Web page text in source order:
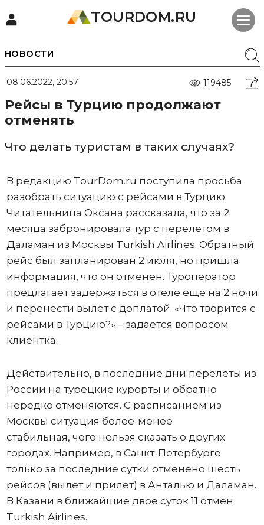
TOURDOM.RU
НОВОСТИ
08.06.2022, 20:57 119485
Рейсы в Турцию продолжают
отменять
Что делать туристам в таких случаях?
В редакцию TourDom.ru поступила просьба
разобрать ситуацию с рейсами в Турцию.
Читательница Оксана рассказала, что за 2
месяца забронировала тур с перелетом в
Даламан из Москвы Turkish Airlines. Обратный
рейс был запланирован 2 июля, но пришла
информация, что он отменен. Туроператор
предлагает задержаться в отеле еще на 2 ночи
и перенести вылет с доплатой. «Что творится с
рейсами в Турцию?» – задается вопросом
клиентка.
Действительно, в последние дни перелеты из
России на турецкие курорты и обратно
нередко отменяются. С расписанием из
Москвы ситуация более-менее
стабильная, чего нельзя сказать о других
городах. Например, в Санкт-Петербурге
только за последние сутки отменено шесть
рейсов (вылет и прилет) в Анталью и Даламан.
В Казани в ближайшие двое суток 11 отмен
Turkish Airlines.